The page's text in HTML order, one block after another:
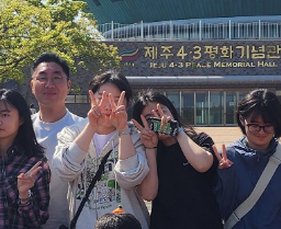
조직도
찾아오시는길